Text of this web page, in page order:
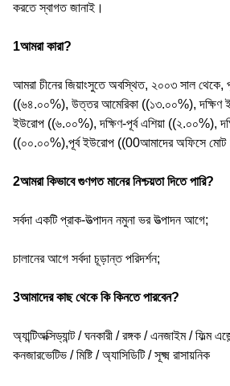
করতে স্বাগত জানাই।
1আমরা কারা?
আমরা চীনের জিয়াংসুতে অবস্থিত, ২০০৩ সাল থেকে,
((৬৪.০০%), উত্তর আমেরিকা ((১৩.০০%), দক্ষিণ
ইউরোপ ((৬.০০%), দক্ষিণ-পূর্ব এশিয়া ((২.০০%),
((০০.০০%),পূর্ব ইউরোপ ((00আমাদের অফিসে
2আমরা কিভাবে গুণগত মানের নিশ্চয়তা দিতে পারি?
সর্বদা একটি প্রাক-উত্পাদন নমুনা ভর উত্পাদন আগে;
চালানের আগে সর্বদা চূড়ান্ত পরিদর্শন;
3আমাদের কাছ থেকে কি কিনতে পারবেন?
অ্যান্টিঅক্সিড্যান্ট / ঘনকারী / রঙ্গক / এনজাইম / ফিল্ম
কনজারভেটিভ / মিষ্টি / অ্যাসিডিটি / সূক্ষ্ম রাসায়নিক